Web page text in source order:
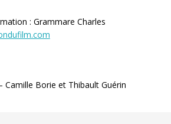
: Grammare Charles
Camille Borie et Thibault Guérin